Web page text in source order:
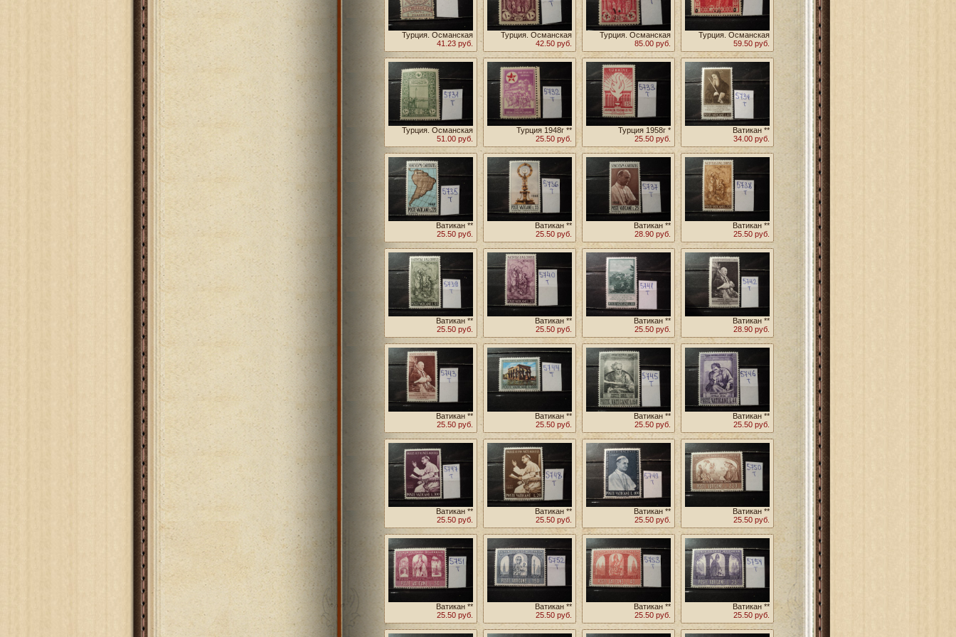
Турция. Османская
Империя 1884г **
41.23 руб.
Турция. Османская
Империя 1917г **
42.50 руб.
Турция. Османская
Империя 1917г **
85.00 руб.
Турция. Османская
Империя 1917г **
59.50 руб.
Турция. Османская
Империя 1917г **
51.00 руб.
Турция 1948г **
25.50 руб.
Турция 1958г *
25.50 руб.
Ватикан **
34.00 руб.
Ватикан **
25.50 руб.
Ватикан **
25.50 руб.
Ватикан **
28.90 руб.
Ватикан **
25.50 руб.
Ватикан **
25.50 руб.
Ватикан **
25.50 руб.
Ватикан **
25.50 руб.
Ватикан **
28.90 руб.
Ватикан **
25.50 руб.
Ватикан **
25.50 руб.
Ватикан **
25.50 руб.
Ватикан **
25.50 руб.
Ватикан **
25.50 руб.
Ватикан **
25.50 руб.
Ватикан **
25.50 руб.
Ватикан **
25.50 руб.
Ватикан **
25.50 руб.
Ватикан **
25.50 руб.
Ватикан **
25.50 руб.
Ватикан **
25.50 руб.